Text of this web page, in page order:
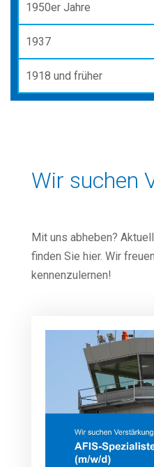
1950er Jahre
1937
1918 und früher
Wir suchen
Mit uns abheben?
finden Sie hier. Wir
kennenzulernen!